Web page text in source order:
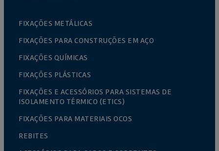
FIXAÇÕES METÁLICAS
FIXAÇÕES PARA CONSTRUÇÕES EM AÇO
FIXAÇÕES QUÍMICAS
FIXAÇÕES PLÁSTICAS
FIXAÇÕES E ACESSÓRIOS PARA SISTEMAS DE
ISOLAMENTO TÉRMICO (ETICS)
FIXAÇÕES PARA MATERIAIS OCOS
REBITES